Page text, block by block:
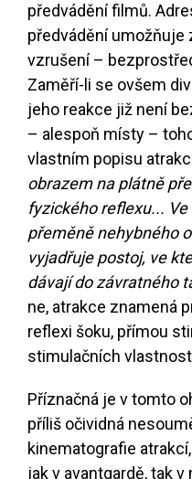
předvádění filmů.
předvádění umožňuje
vzrušení –
Zaměří-li se ovšem
jeho reakce již není
– alespoň místy –
vlastním popisu
obrazem na plátně
fyzického reflexu...
přeměně nehybného
vyjadřuje postoj, ve
dávají do závratného
ne, atrakce znamená
reflexi šoku, přímou
stimulačních
Příznačná je v tomto
příliš očividná
kinematografie
jak v avantgardě, tak v